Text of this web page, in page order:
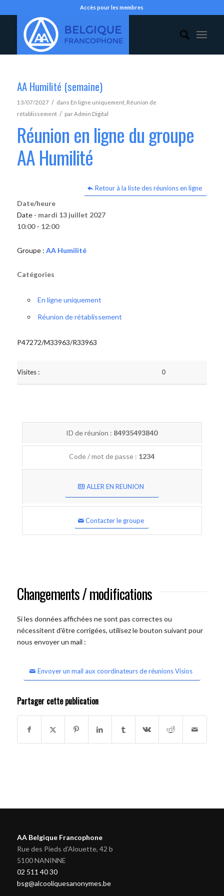
Accès pour les membres
AA Humilité (semaine)
13/07/2027 / dans En ligne uniquement, Réunion de
rétablissement / parAdmin Digital
Réunion en ligne du groupe
AA Humilité
Retour à la liste des réunions en ligne
Date/heure
Date - mardi 13 juillet 2027
10:00 - 12:00
Groupe : AA Humilité
Catégories
En ligne uniquement
Réunion de rétablissement
P47272/M33963/R33963
Visites : 0
ID de réunion : 84935493840
Code / mot de passe : 1234
ALLER EN REUNION
Contacter le groupe
Changements / modifications
Si les données affichées ne sont pas correctes ou
nécessitent d'être corrigées, utilisez le bouton suivant pour
nous envoyer un mail :
Envoyer un mail aux coordinateurs de réunions Visios
Partager cette publication
AA Belgique Francophone
Rue des Pieds d'Alouette, 42 b
5100 NANINNE
02 511 40 30
bsg@alcooliquesanonymes.be